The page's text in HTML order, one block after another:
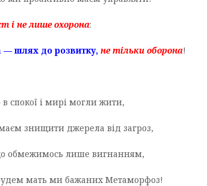
і не лише охорона:
— шлях до розвитку, не тільки оборона!
спокої і мирі могли жити,
знищити джерела від загроз,
обмежимось лише вигнанням,
мать ми бажаних Метаморфоз!